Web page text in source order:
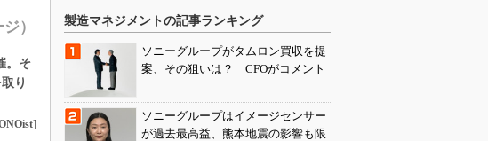
）
。そ
り
]
製造マネジメントの記事ランキング
ソニーグループがタムロン買収を提
案、その狙いは？ CFOがコメント
ソニーグループはイメージセンサー
が過去最高益、熊本地震の影響も限